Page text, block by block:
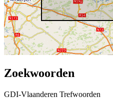
Zoekwoorden
GDI-Vlaanderen Trefwoorden